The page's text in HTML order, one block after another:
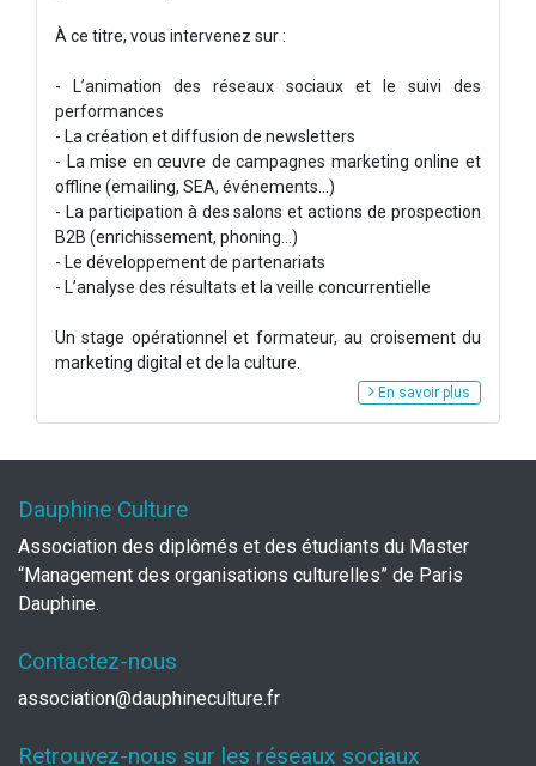
À ce titre, vous intervenez sur :
- L’animation des réseaux sociaux et le suivi des
performances
- La création et diffusion de newsletters
- La mise en œuvre de campagnes marketing online et
offline (emailing, SEA, événements…)
- La participation à des salons et actions de prospection
B2B (enrichissement, phoning...)
- Le développement de partenariats
- L’analyse des résultats et la veille concurrentielle
Un stage opérationnel et formateur, au croisement du
marketing digital et de la culture.
En savoir plus
Dauphine Culture
Association des diplômés et des étudiants du Master
“Management des organisations culturelles” de Paris
Dauphine.
Contactez-nous
association@dauphineculture.fr
Retrouvez-nous sur les réseaux sociaux